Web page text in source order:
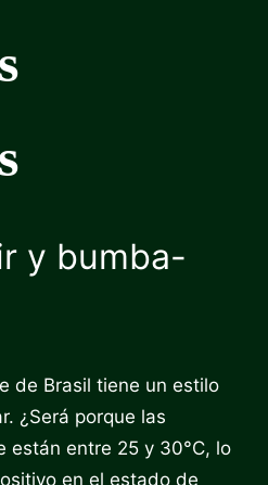
y bumba-
de Brasil tiene un estilo
¿Será porque las
están entre 25 y 30°C, lo
en el estado de